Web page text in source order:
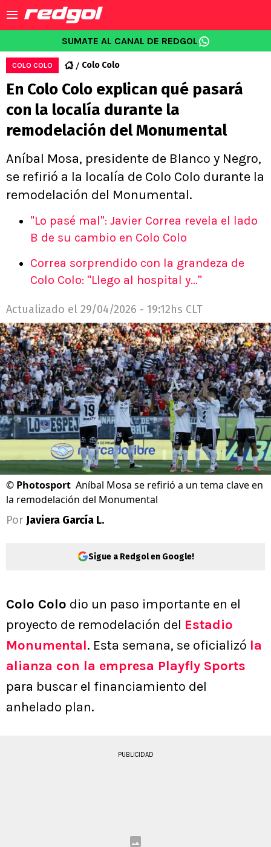
SUMATE AL CANAL DE REDGOL
COLO COLO Colo Colo
En Colo Colo explican qué pasará
con la localía durante la
remodelación del Monumental
Aníbal Mosa, presidente de Blanco y Negro,
se refirió a la localía de Colo Colo durante la
remodelación del Monumental.
"Lo pasé mal": Javier Correa revela el lado
B de su cambio en Colo Colo
Correa sorprendido con la grandeza de
Colo Colo: "Llego al hospital y..."
Actualizado el 29/04/2026 - 19:12hs CLT
© Photosport Aníbal Mosa se refirió a un tema clave en
la remodelación del Monumental
Por Javiera García L.
Sigue a Redgol en Google!
Colo Colo dio un paso importante en el
proyecto de remodelación del Estadio
Monumental. Esta semana, se oficializó la
alianza con la empresa Playfly Sports
para buscar el financiamiento del
anhelado plan.
PUBLICIDAD